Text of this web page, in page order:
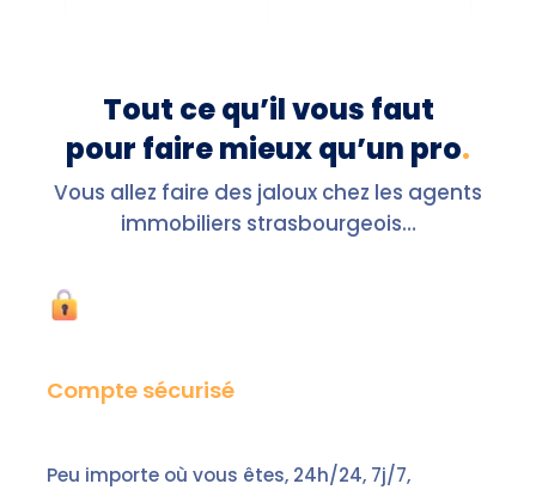
Tout ce qu’il vous faut
pour faire mieux qu’un pro.
Vous allez faire des jaloux chez les agents
immobiliers strasbourgeois…
Compte sécurisé
Peu importe où vous êtes, 24h/24, 7j/7,